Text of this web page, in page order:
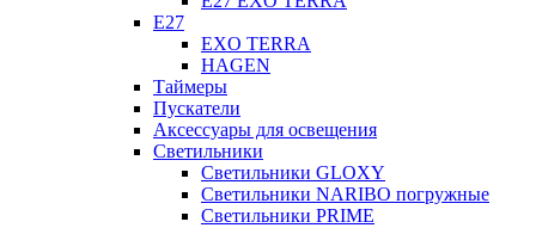
Е27
EXO TERRA
HAGEN
Таймеры
Пускатели
Аксессуары для освещения
Светильники
Светильники GLOXY
Светильники NARIBO погружные
Светильники PRIME